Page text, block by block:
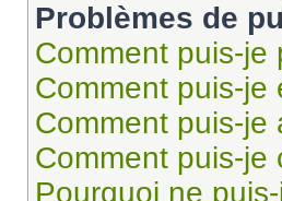
Problèmes de
Comment puis-je
Comment puis-je
Comment puis-
Comment puis-je
Pourquoi ne